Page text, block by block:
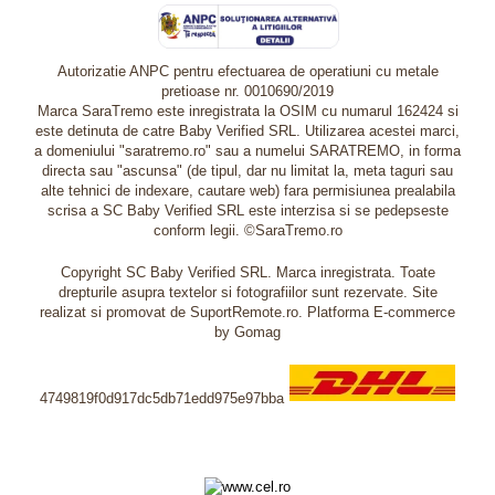
Autorizatie ANPC pentru efectuarea de operatiuni cu metale
pretioase nr. 0010690/2019
Marca SaraTremo este inregistrata la OSIM cu numarul 162424 si
este detinuta de catre Baby Verified SRL. Utilizarea acestei marci,
a domeniului "saratremo.ro" sau a numelui SARATREMO, in forma
directa sau "ascunsa" (de tipul, dar nu limitat la, meta taguri sau
alte tehnici de indexare, cautare web) fara permisiunea prealabila
scrisa a SC Baby Verified SRL este interzisa si se pedepseste
conform legii. ©SaraTremo.ro
Copyright SC Baby Verified SRL. Marca inregistrata. Toate
drepturile asupra textelor si fotografiilor sunt rezervate. Site
realizat si promovat de SuportRemote.ro. Platforma E-commerce
by Gomag
4749819f0d917dc5db71edd975e97bba